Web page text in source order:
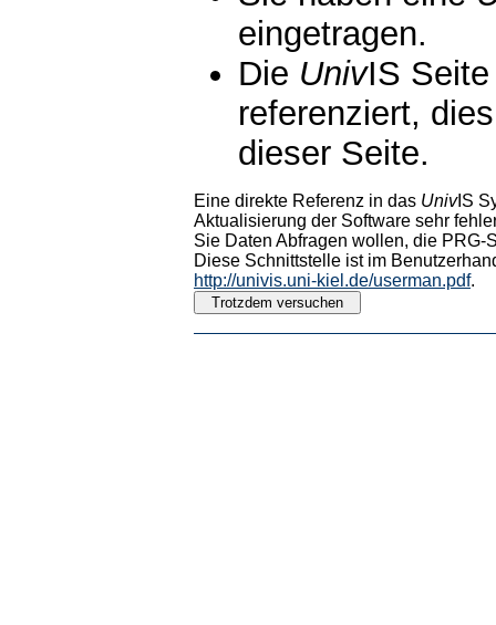
eingetragen.
Die UnivIS
referenziert,
dieser Seite.
Eine direkte Referenz in das UnivIS
Aktualisierung der Software sehr
Sie Daten Abfragen wollen, die PRG-
Diese Schnittstelle ist im
http://univis.uni-kiel.de/userman.pdf.